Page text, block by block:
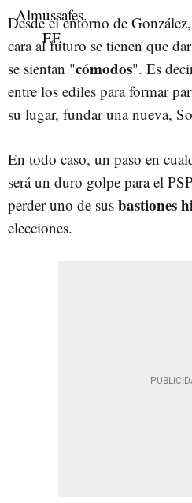
Desde el entorno de
cara al futuro se tienen que
se sientan "cómodos". Es
entre los ediles para formar
su lugar, fundar una nueva,
En todo caso, un paso en
será un duro golpe para el
perder uno de sus bastiones
elecciones.